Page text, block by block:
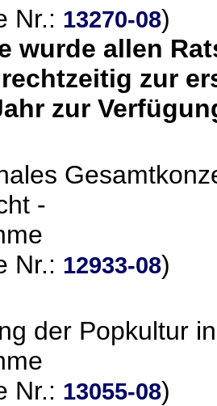
Nr.: 13270-08)
wurde allen
zur
zur
-
Nr.: 12933-08)
der Popkultur
Nr.: 13055-08)